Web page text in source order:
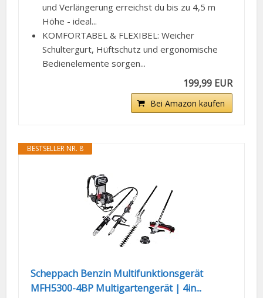
und Verlängerung erreichst du bis zu 4,5 m
Höhe - ideal...
KOMFORTABEL & FLEXIBEL: Weicher
Schultergurt, Hüftschutz und ergonomische
Bedienelemente sorgen...
199,99 EUR
Bei Amazon kaufen
BESTSELLER NR. 8
Scheppach Benzin Multifunktionsgerät
MFH5300-4BP Multigartengerät | 4in...